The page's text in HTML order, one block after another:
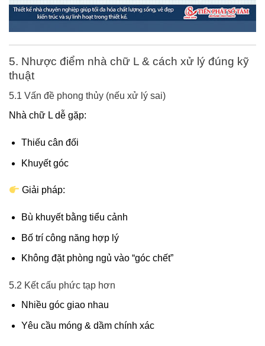
5. Nhược điểm nhà chữ L & cách xử lý đúng kỹ
thuật
5.1 Vấn đề phong thủy (nếu xử lý sai)
Nhà chữ L dễ gặp:
Thiếu cân đối
Khuyết góc
Giải pháp:
Bù khuyết bằng tiểu cảnh
Bố trí công năng hợp lý
Không đặt phòng ngủ vào “góc chết”
5.2 Kết cấu phức tạp hơn
Nhiều góc giao nhau
Yêu cầu móng & dầm chính xác